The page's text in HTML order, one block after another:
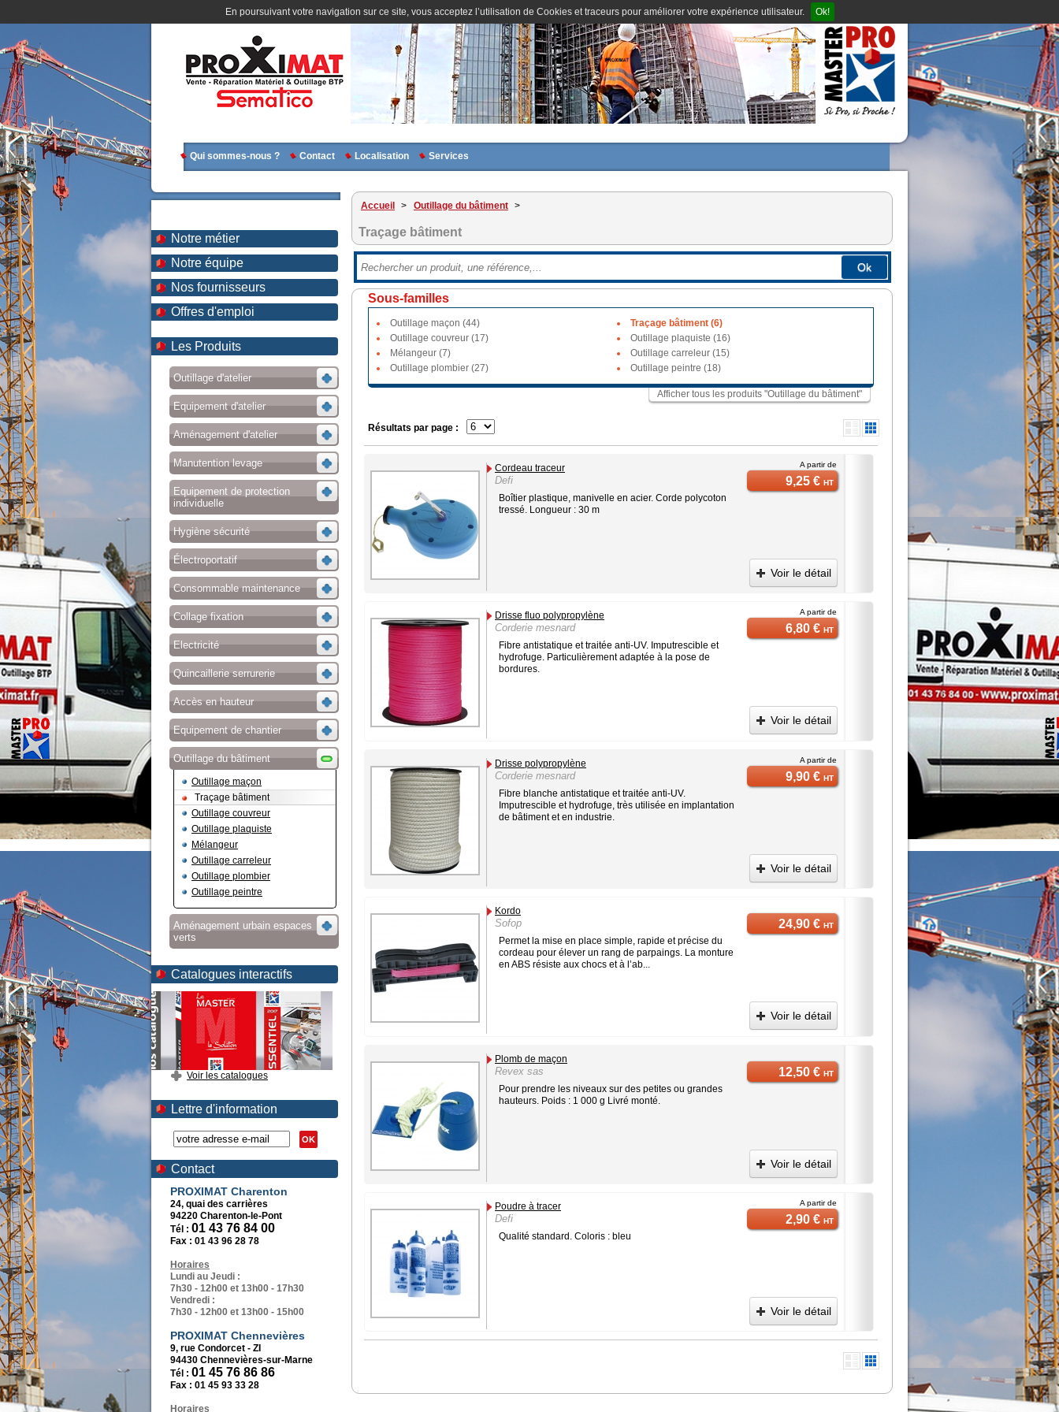
En poursuivant votre navigation sur ce site, vous acceptez l’utilisation de Cookies et traceurs pour améliorer votre expérience utilisateur. Ok!
Qui sommes-nous ? Contact Localisation Services
Notre métier
Notre équipe
Nos fournisseurs
Offres d'emploi
Les Produits
Outillage d'atelier
Equipement d'atelier
Aménagement d'atelier
Manutention levage
Equipement de protection
individuelle
Hygiène sécurité
Électroportatif
Consommable maintenance
Collage fixation
Electricité
Quincaillerie serrurerie
Accès en hauteur
Equipement de chantier
Outillage du bâtiment
Outillage maçon
Traçage bâtiment
Outillage couvreur
Outillage plaquiste
Mélangeur
Outillage carreleur
Outillage plombier
Outillage peintre
Aménagement urbain espaces
verts
Catalogues interactifs
Voir les catalogues
Lettre d'information
OK
Contact
PROXIMAT Charenton
24, quai des carrières
94220 Charenton-le-Pont
Tél : 01 43 76 84 00
Fax : 01 43 96 28 78
Horaires
Lundi au Jeudi :
7h30 - 12h00 et 13h00 - 17h30
Vendredi :
7h30 - 12h00 et 13h00 - 15h00
PROXIMAT Chennevières
9, rue Condorcet - ZI
94430 Chennevières-sur-Marne
Tél : 01 45 76 86 86
Fax : 01 45 93 33 28
Horaires
Accueil > Outillage du bâtiment >
Traçage bâtiment
Ok
Sous-familles
Outillage maçon (44)
Traçage bâtiment (6)
Outillage couvreur (17)
Outillage plaquiste (16)
Mélangeur (7)
Outillage carreleur (15)
Outillage plombier (27)
Outillage peintre (18)
Afficher tous les produits "Outillage du bâtiment"
Résultats par page :
Cordeau traceur
Defi
Boîtier plastique, manivelle en acier. Corde polycoton
tressé. Longueur : 30 m
A partir de
9,25 €HT
Voir le détail
Drisse fluo polypropylène
Corderie mesnard
Fibre antistatique et traitée anti-UV. Imputrescible et
hydrofuge. Particulièrement adaptée à la pose de
bordures.
A partir de
6,80 €HT
Voir le détail
Drisse polypropylène
Corderie mesnard
Fibre blanche antistatique et traitée anti-UV.
Imputrescible et hydrofuge, très utilisée en implantation
de bâtiment et en industrie.
A partir de
9,90 €HT
Voir le détail
Kordo
Sofop
Permet la mise en place simple, rapide et précise du
cordeau pour élever un rang de parpaings. La monture
en ABS résiste aux chocs et à l’ab...
24,90 €HT
Voir le détail
Plomb de maçon
Revex sas
Pour prendre les niveaux sur des petites ou grandes
hauteurs. Poids : 1 000 g Livré monté.
12,50 €HT
Voir le détail
Poudre à tracer
Defi
Qualité standard. Coloris : bleu
A partir de
2,90 €HT
Voir le détail